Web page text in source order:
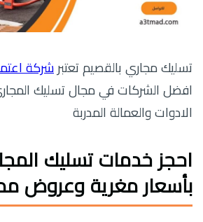
تسليك مجاري بالقصيم تعتبر شركة
افضل الشركات في مجال تسليك
الادوات والعمالة المدربة
احجز خدمات تسليك
بأسعار مغرية وعروض